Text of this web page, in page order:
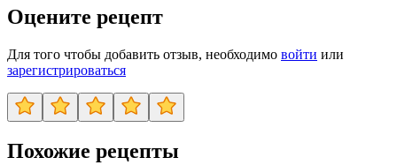
Оцените рецепт
Для того чтобы добавить отзыв, необходимо войти или
зарегистрироваться
Похожие рецепты